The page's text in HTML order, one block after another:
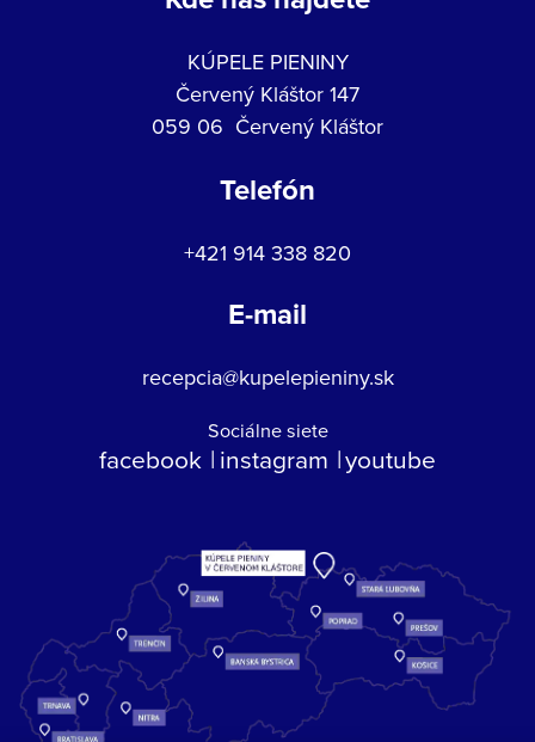
KÚPELE PIENINY
Červený Kláštor 147
059 06 Červený Kláštor
Telefón
+421 914 338 820
E-mail
recepcia@kupelepieniny.sk
Sociálne siete
facebook instagram youtube